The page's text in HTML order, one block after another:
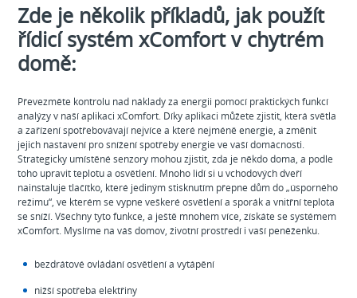
Zde je několik příkladů, jak použít
řídicí systém xComfort v chytrém
domě:
Převezměte kontrolu nad náklady za energii pomocí praktických funkcí
analýzy v naší aplikaci xComfort. Díky aplikaci můžete zjistit, která světla
a zařízení spotřebovávají nejvíce a které nejméně energie, a změnit
jejich nastavení pro snížení spotřeby energie ve vaší domácnosti.
Strategicky umístěné senzory mohou zjistit, zda je někdo doma, a podle
toho upravit teplotu a osvětlení. Mnoho lidí si u vchodových dveří
nainstaluje tlačítko, které jediným stisknutím přepne dům do „úsporného
režimu“, ve kterém se vypne veškeré osvětlení a sporák a vnitřní teplota
se sníží. Všechny tyto funkce, a ještě mnohem více, získáte se systémem
xComfort. Myslíme na váš domov, životní prostředí i vaší peněženku.
bezdrátové ovládání osvětlení a vytápění
nižší spotřeba elektřiny